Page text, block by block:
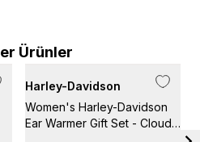
Ürünler
Harley-Davidson
Women's Harley-Davidson
Ear Warmer Gift Set - Cloud